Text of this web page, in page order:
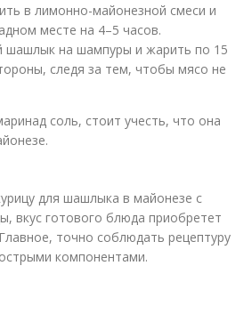
в лимонно-майонезной смеси и
месте на 4–5 часов.
шашлык на шампуры и жарить по 15
следя за тем, чтобы мясо не
соль, стоит учесть, что она
для шашлыка в майонезе с
вкус готового блюда приобретет
точно соблюдать рецептуру
компонентами.